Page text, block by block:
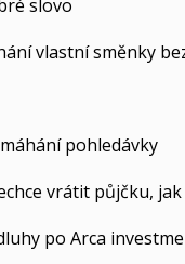
slovo
vlastní směnky
pohledávky
vrátit půjčku, jak
po Arca